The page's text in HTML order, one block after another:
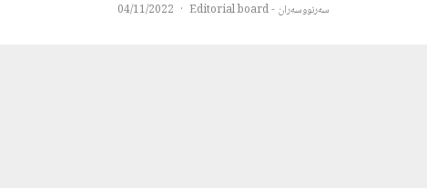
سەرنووسەران - Editorial board ·
04/11/2022